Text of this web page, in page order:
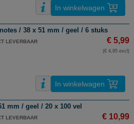
In winkelwagen
/ 38 x 51 mm / geel / 6 stuks
LEVERBAAR € 5,99
(€ 4,95 excl)
In winkelwagen
mm / geel / 20 x 100 vel
LEVERBAAR € 10,99